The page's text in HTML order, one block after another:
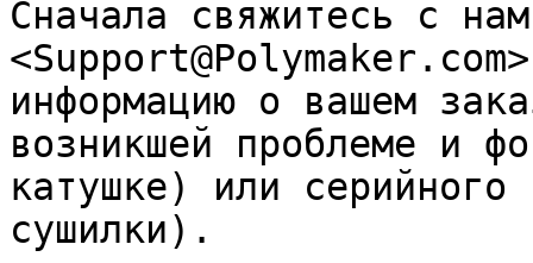
Сначала свяжитесь с
информацию о вашем
возникшей проблеме и
катушке) или
сушилки).